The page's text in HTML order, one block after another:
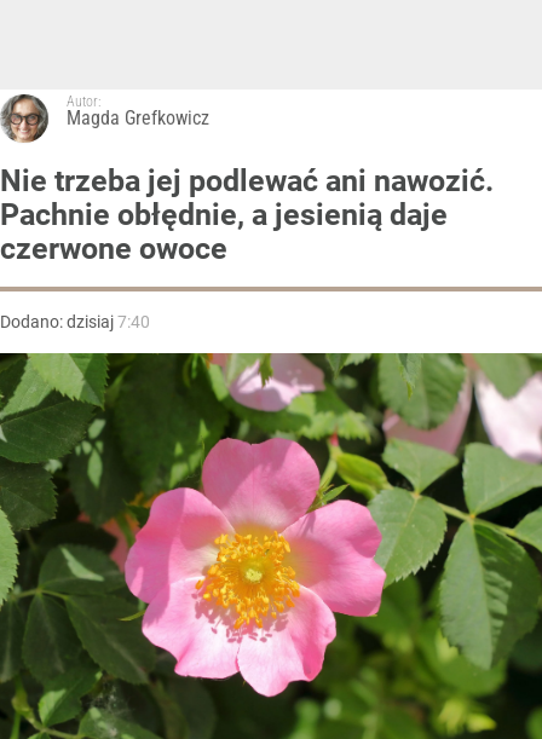
Autor:
Magda Grefkowicz
Nie trzeba jej podlewać ani nawozić.
Pachnie obłędnie, a jesienią daje
czerwone owoce
Dodano:dzisiaj7:40